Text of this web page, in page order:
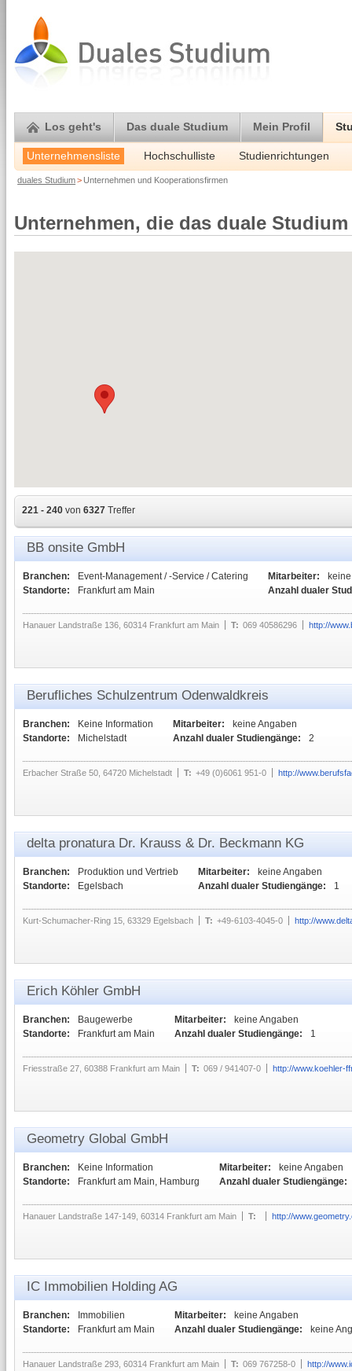
Los geht's Das duale Studium Mein Profil
Unternehmensliste Hochschulliste Studienrichtungen
duales Studium> Unternehmen und Kooperationsfirmen
Unternehmen, die das duale
221 - 240 von 6327 Treffer
BB onsite GmbH
Branchen:
Event-Management / -Service / Catering
Standorte:
Frankfurt am Main
Mitarbeiter:
Anzahl dualer
Hanauer Landstraße 136, 60314 Frankfurt am Main T: 069 40586296 http://
Berufliches Schulzentrum Odenwaldkreis
Branchen:
Keine Information
Standorte:
Michelstadt
Mitarbeiter:
keine Angaben
Anzahl dualer Studiengänge:
2
Erbacher Straße 50, 64720 Michelstadt T: +49 (0)6061 951-0 http://
delta pronatura Dr. Krauss & Dr. Beckmann KG
Branchen:
Produktion und Vertrieb
Standorte:
Egelsbach
Mitarbeiter:
keine Angaben
Anzahl dualer Studiengänge:
1
Kurt-Schumacher-Ring 15, 63329 Egelsbach T: +49-6103-4045-0 http://
Erich Köhler GmbH
Branchen:
Baugewerbe
Standorte:
Frankfurt am Main
Mitarbeiter:
keine Angaben
Anzahl dualer Studiengänge:
1
Friesstraße 27, 60388 Frankfurt am Main T: 069 / 941407-0 http://www.koehler-
Geometry Global GmbH
Branchen:
Keine Information
Standorte:
Frankfurt am Main, Hamburg
Mitarbeiter:
keine Angaben
Anzahl dualer Studiengänge:
Hanauer Landstraße 147-149, 60314 Frankfurt am Main T: http://
IC Immobilien Holding AG
Branchen:
Immobilien
Standorte:
Frankfurt am Main
Mitarbeiter:
keine Angaben
Anzahl dualer Studiengänge:
keine
Hanauer Landstraße 293, 60314 Frankfurt am Main T: 069 767258-0 http://